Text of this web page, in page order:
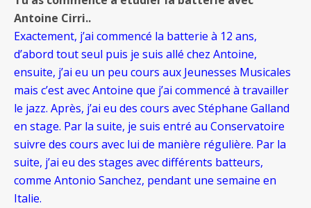
Antoine Cirri..
Exactement, j’ai commencé la batterie à 12 ans,
d’abord tout seul puis je suis allé chez Antoine,
ensuite, j’ai eu un peu cours aux Jeunesses Musicales
mais c’est avec Antoine que j’ai commencé à travailler
le jazz. Après, j’ai eu des cours avec Stéphane Galland
en stage. Par la suite, je suis entré au Conservatoire
suivre des cours avec lui de manière régulière. Par la
suite, j’ai eu des stages avec différents batteurs,
comme Antonio Sanchez, pendant une semaine en
Italie.